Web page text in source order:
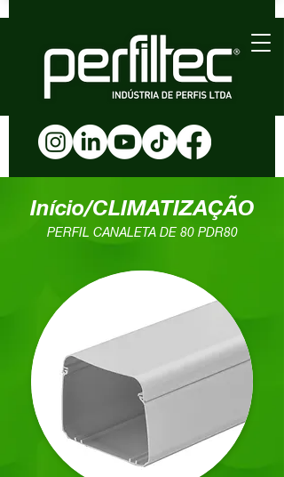
Início/CLIMATIZAÇÃO
PERFIL CANALETA DE 80 PDR80